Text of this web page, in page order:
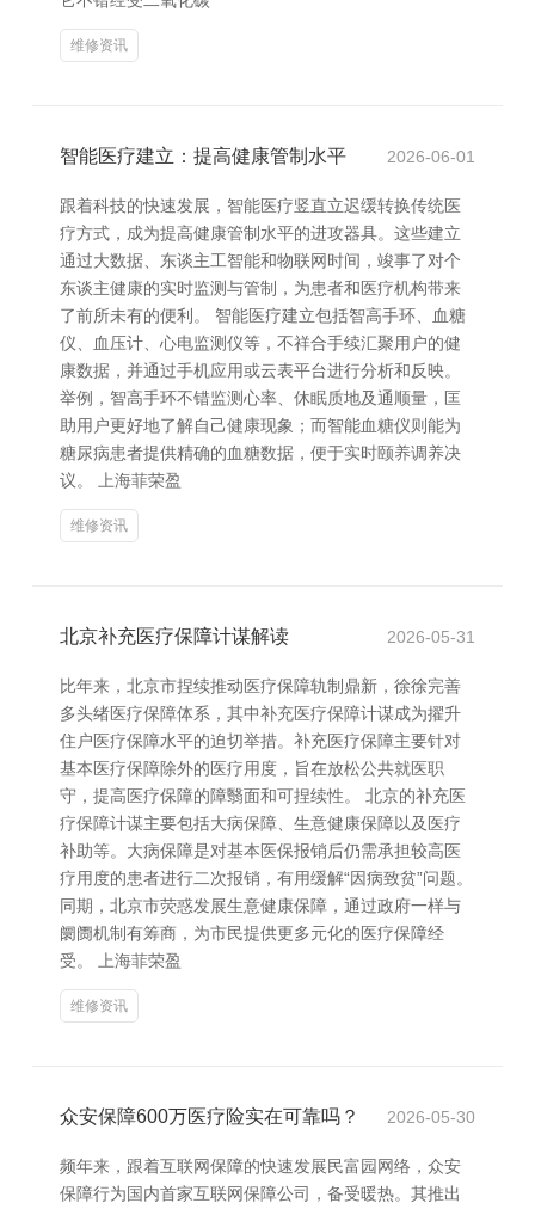
维修资讯
智能医疗建立：提高健康管制水平 2026-06-01
跟着科技的快速发展，智能医疗竖直立迟缓转换传统医
疗方式，成为提高健康管制水平的进攻器具。这些建立
通过大数据、东谈主工智能和物联网时间，竣事了对个
东谈主健康的实时监测与管制，为患者和医疗机构带来
了前所未有的便利。 智能医疗建立包括智高手环、血糖
仪、血压计、心电监测仪等，不祥合手续汇聚用户的健
康数据，并通过手机应用或云表平台进行分析和反映。
举例，智高手环不错监测心率、休眠质地及通顺量，匡
助用户更好地了解自己健康现象；而智能血糖仪则能为
糖尿病患者提供精确的血糖数据，便于实时颐养调养决
议。 上海菲荣盈
维修资讯
北京补充医疗保障计谋解读 2026-05-31
比年来，北京市捏续推动医疗保障轨制鼎新，徐徐完善
多头绪医疗保障体系，其中补充医疗保障计谋成为擢升
住户医疗保障水平的迫切举措。补充医疗保障主要针对
基本医疗保障除外的医疗用度，旨在放松公共就医职
守，提高医疗保障的障翳面和可捏续性。 北京的补充医
疗保障计谋主要包括大病保障、生意健康保障以及医疗
补助等。大病保障是对基本医保报销后仍需承担较高医
疗用度的患者进行二次报销，有用缓解“因病致贫”问题。
同期，北京市荧惑发展生意健康保障，通过政府一样与
阛阓机制有筹商，为市民提供更多元化的医疗保障经
受。 上海菲荣盈
维修资讯
众安保障600万医疗险实在可靠吗？ 2026-05-30
频年来，跟着互联网保障的快速发展民富园网络，众安
保障行为国内首家互联网保障公司，备受暖热。其推出